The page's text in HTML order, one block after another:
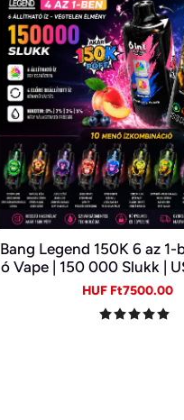
Bang Legend 150K 6 az
ó Vape | 150 000 Slukk |
thető E-cigi | 6 Íz Egy
Sale
HUF Ft7500.00